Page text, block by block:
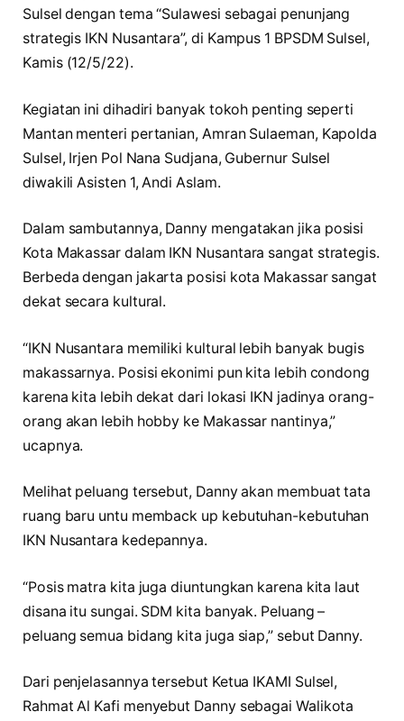
Sulsel dengan tema “Sulawesi sebagai penunjang
strategis IKN Nusantara”, di Kampus 1 BPSDM Sulsel,
Kamis (12/5/22).
Kegiatan ini dihadiri banyak tokoh penting seperti
Mantan menteri pertanian, Amran Sulaeman, Kapolda
Sulsel, Irjen Pol Nana Sudjana, Gubernur Sulsel
diwakili Asisten 1, Andi Aslam.
Dalam sambutannya, Danny mengatakan jika posisi
Kota Makassar dalam IKN Nusantara sangat strategis.
Berbeda dengan jakarta posisi kota Makassar sangat
dekat secara kultural.
“IKN Nusantara memiliki kultural lebih banyak bugis
makassarnya. Posisi ekonimi pun kita lebih condong
karena kita lebih dekat dari lokasi IKN jadinya orang-
orang akan lebih hobby ke Makassar nantinya,”
ucapnya.
Melihat peluang tersebut, Danny akan membuat tata
ruang baru untu memback up kebutuhan-kebutuhan
IKN Nusantara kedepannya.
“Posis matra kita juga diuntungkan karena kita laut
disana itu sungai. SDM kita banyak. Peluang –
peluang semua bidang kita juga siap,” sebut Danny.
Dari penjelasannya tersebut Ketua IKAMI Sulsel,
Rahmat Al Kafi menyebut Danny sebagai Walikota